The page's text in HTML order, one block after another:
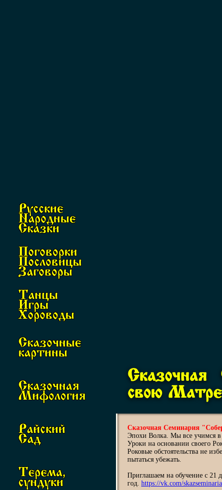
Русские
Народные
Сказки
Поговорки
Пословицы
Заговоры
Танцы
Игры
Хороводы
Сказочные
картины
Сказочная
Мифология
Райский
Сад
Терема,
сундуки
Сказочная
свою
Сказочная Семинария
Эпохи Волка. Мы все учимся
Уроки на основании своего
Роковые обстоятельства не
пытаться убежать.
Приглашаем на обучение с 21
год. https://vk.com/